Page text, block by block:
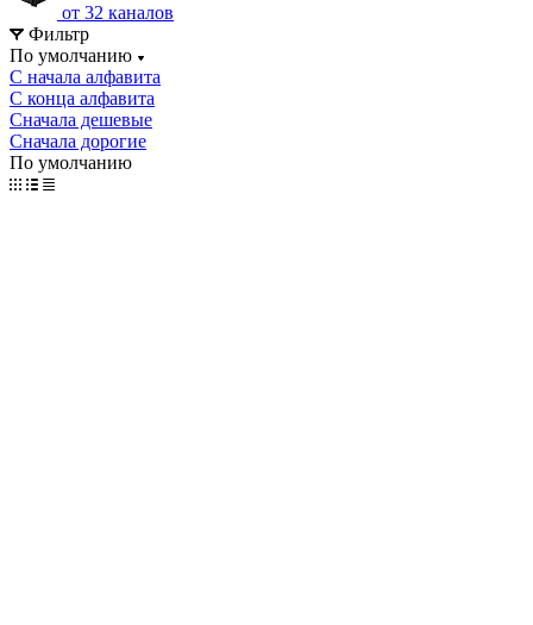
от 32 каналов
Фильтр
По умолчанию
С начала алфавита
С конца алфавита
Сначала дешевые
Сначала дорогие
По умолчанию